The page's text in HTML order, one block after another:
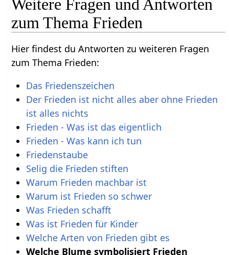
Weitere Fragen und Antworten
zum Thema Frieden
Hier findest du Antworten zu weiteren Fragen
zum Thema Frieden:
Das Friedenszeichen
Der Frieden ist nicht alles aber ohne Frieden
ist alles nichts
Frieden - Was ist das eigentlich
Frieden - Was kann ich tun
Friedenstaube
Selig die Frieden stiften
Warum Frieden machbar ist
Warum ist Frieden so schwer
Was Frieden schafft
Was ist Frieden für Kinder
Welche Arten von Frieden gibt es
Welche Blume symbolisiert Frieden